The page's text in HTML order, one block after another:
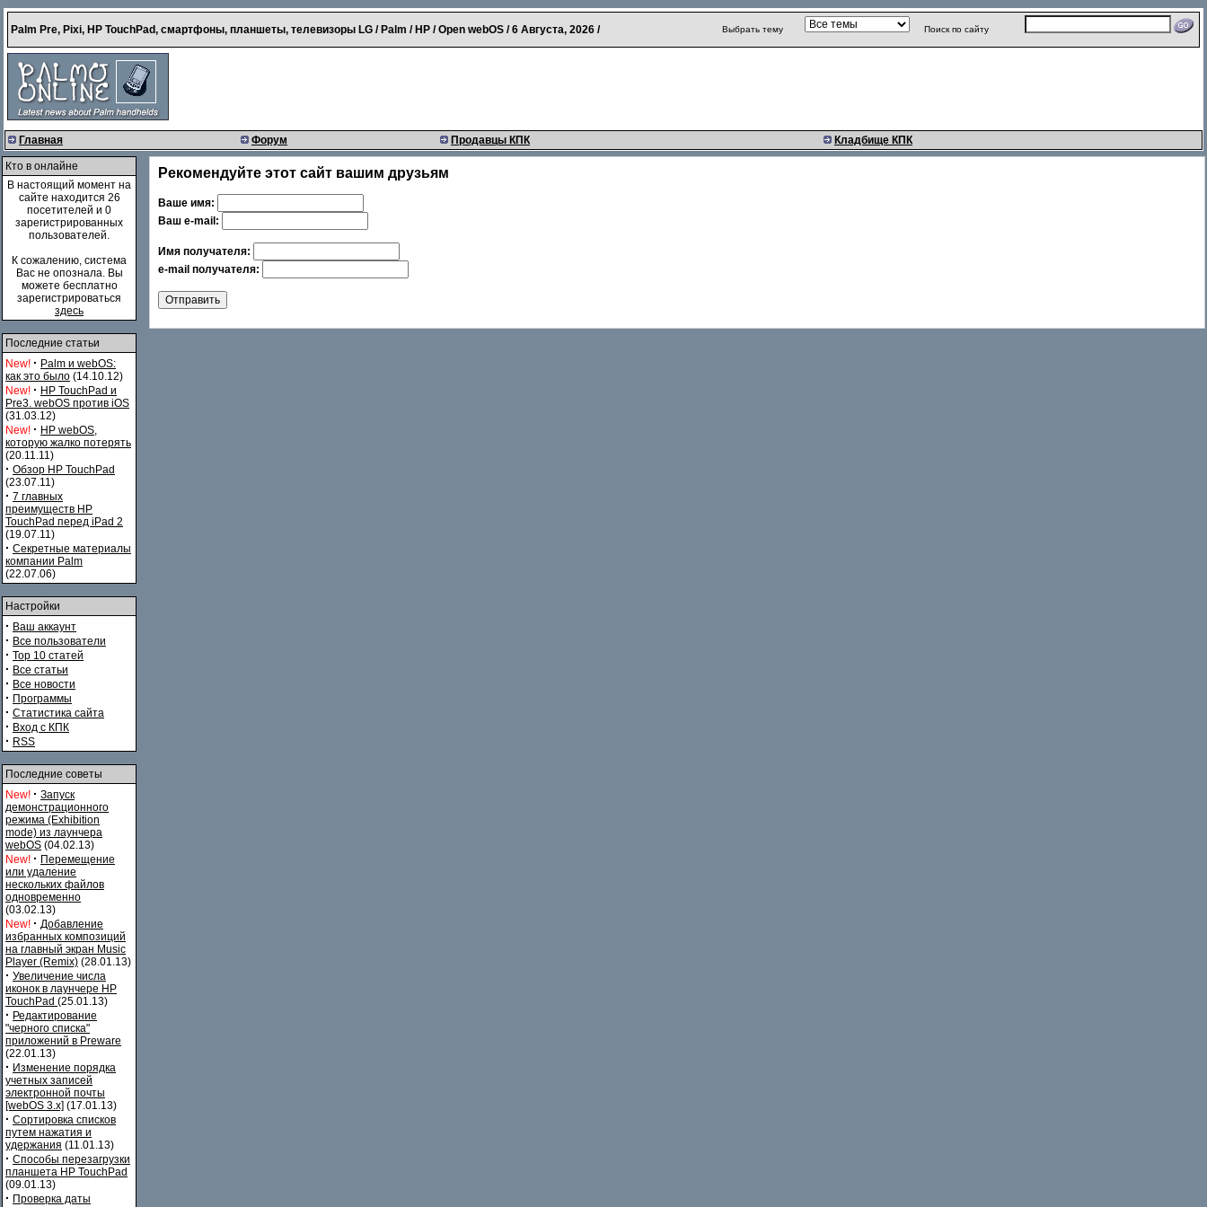
Palm Pre, Pixi, HP TouchPad, смартфоны, планшеты, телевизоры LG / Palm / HP / Open webOS /6 Августа, 2026 / Выбрать тему Поиск по сайту
Главная Форум Продавцы КПК Кладбище КПК
Кто в онлайне
В настоящий момент на
сайте находится 26
посетителей и 0
зарегистрированных
пользователей.
К сожалению, система
Вас не опознала. Вы
можете бесплатно
зарегистрироваться
здесь
Последние статьи
New! · Palm и webOS:
как это было (14.10.12)
New! · HP TouchPad и
Pre3. webOS против iOS
(31.03.12)
New! · HP webOS,
которую жалко потерять
(20.11.11)
· Обзор HP TouchPad
(23.07.11)
· 7 главных
преимуществ HP
TouchPad перед iPad 2
(19.07.11)
· Секретные материалы
компании Palm
(22.07.06)
Настройки
· Ваш аккаунт
· Все пользователи
· Top 10 статей
· Все статьи
· Все новости
· Программы
· Статистика сайта
· Вход с КПК
· RSS
Последние советы
New! · Запуск
демонстрационного
режима (Exhibition
mode) из лаунчера
webOS (04.02.13)
New! · Перемещение
или удаление
нескольких файлов
одновременно
(03.02.13)
New! · Добавление
избранных композиций
на главный экран Music
Player (Remix) (28.01.13)
· Увеличение числа
иконок в лаунчере HP
TouchPad (25.01.13)
· Редактирование
"черного списка"
приложений в Preware
(22.01.13)
· Изменение порядка
учетных записей
электронной почты
[webOS 3.x] (17.01.13)
· Сортировка списков
путем нажатия и
удержания (11.01.13)
· Способы перезагрузки
планшета HP TouchPad
(09.01.13)
· Проверка даты
Рекомендуйте этот сайт вашим друзьям
Ваше имя:
Ваш e-mail:
Имя получателя:
e-mail получателя: